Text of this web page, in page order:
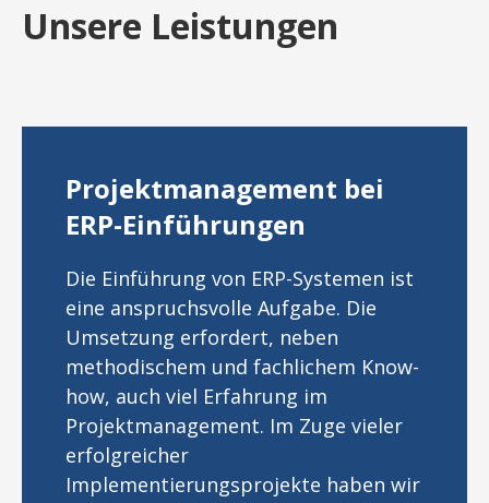
Unsere Leistungen
Projektmanagement bei
ERP-Einführungen
Die Einführung von ERP-Systemen ist
eine anspruchsvolle Aufgabe. Die
Umsetzung erfordert, neben
methodischem und fachlichem Know-
how, auch viel Erfahrung im
Projektmanagement. Im Zuge vieler
erfolgreicher
Implementierungsprojekte haben wir